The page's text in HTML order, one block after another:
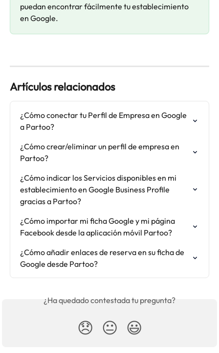
puedan encontrar fácilmente tu establecimiento
en Google.
Artículos relacionados
¿Cómo conectar tu Perfil de Empresa en Google
a Partoo?
¿Cómo crear/eliminar un perfil de empresa en
Partoo?
¿Cómo indicar los Servicios disponibles en mi
establecimiento en Google Business Profile
gracias a Partoo?
¿Cómo importar mi ficha Google y mi página
Facebook desde la aplicación móvil Partoo?
¿Cómo añadir enlaces de reserva en su ficha de
Google desde Partoo?
¿Ha quedado contestada tu pregunta?
😞 😐 😃